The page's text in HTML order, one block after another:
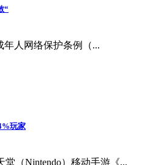
“
年人网络保护条例（...
玩家
堂（Nintendo）移动手游《...